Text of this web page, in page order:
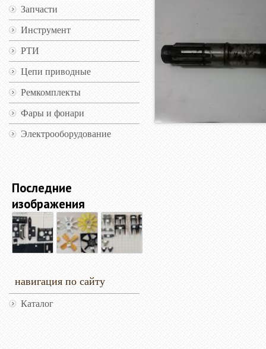
Запчасти
Инструмент
РТИ
Цепи приводные
Ремкомплекты
Фары и фонари
Электрооборудование
Последние
изображения
навигация по сайту
Каталог